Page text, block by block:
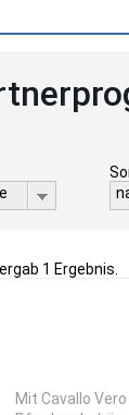
1 Ergebnis.
Mit Cavallo